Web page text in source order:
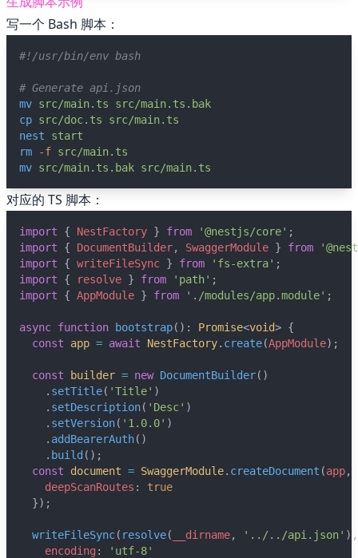
写一个 Bash 脚本：
#!/usr/bin/env bash
# Generate api.json
mv src/main.ts
src/main.ts.bak
cp src/doc.ts
src/main.ts
nest
start
rm
-f src/main.ts
mv src/main.ts.bak src/main.ts
对应的 TS 脚本：
import { NestFactory } from '@nestjs/core' ;
import { DocumentBuilder, SwaggerModule } from
import { writeFileSync } from 'fs-extra' ;
import { resolve } from 'path' ;
import { AppModule } from './modules/app.module' ;
async function bootstrap(): Promise<void> {
const
app = await NestFactory. create(AppModule);
const builder = new DocumentBuilder()
    .
setTitle( 'Title' )
    .
setDescription( 'Desc' )
    .
setVersion( '1.0.0' )
    .
addBearerAuth()
    .
build ();
const
document = SwaggerModule. createDocument (app,
deepScanRoutes : true
  });
writeFileSync( resolve( __dirname, '../../api.json'
encoding :
'utf-8'